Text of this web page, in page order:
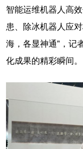
智能运维机器人高
患、除冰机器人应
海，各显神通”，记
化成果的精彩瞬间。